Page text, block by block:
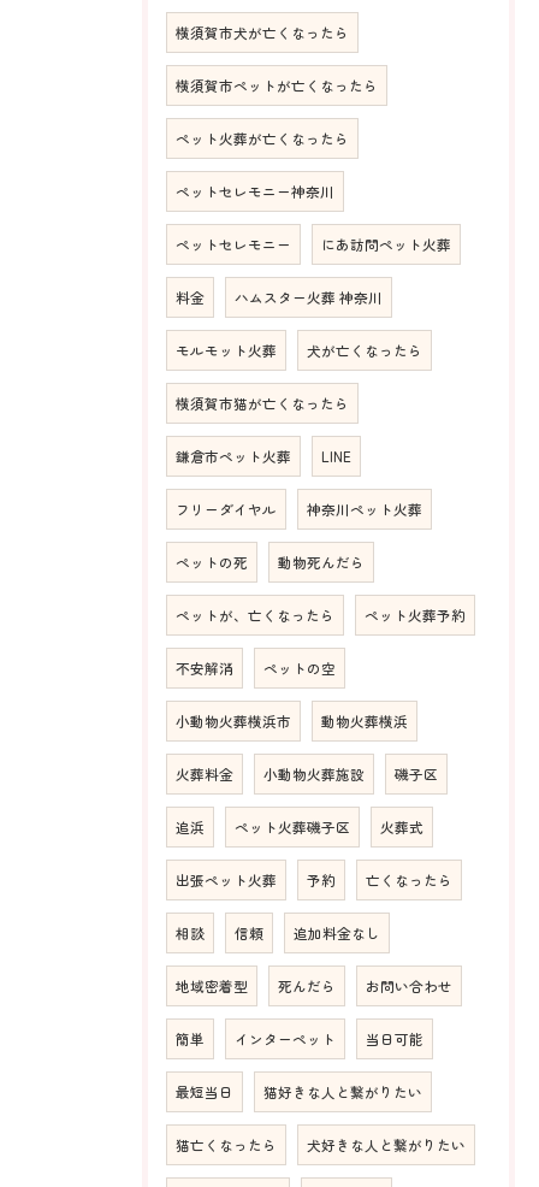
横須賀市犬が亡くなったら
横須賀市ペットが亡くなったら
ペット火葬が亡くなったら
ペットセレモニー神奈川
ペットセレモニー にあ訪問ペット火葬
料金 ハムスター火葬 神奈川
モルモット火葬 犬が亡くなったら
横須賀市猫が亡くなったら
鎌倉市ペット火葬 LINE
フリーダイヤル 神奈川ペット火葬
ペットの死 動物死んだら
ペットが、亡くなったら ペット火葬予約
不安解消 ペットの空
小動物火葬横浜市 動物火葬横浜
火葬料金 小動物火葬施設 磯子区
追浜 ペット火葬磯子区 火葬式
出張ペット火葬 予約 亡くなったら
相談 信頼 追加料金なし
地域密着型 死んだら お問い合わせ
簡単 インターペット 当日可能
最短当日 猫好きな人と繋がりたい
猫亡くなったら 犬好きな人と繋がりたい